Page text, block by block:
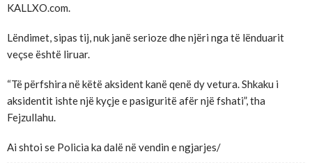
KALLXO.com.
Lëndimet, sipas tij, nuk janë serioze dhe njëri nga të lënduarit
veçse është liruar.
“Të përfshira në këtë aksident kanë qenë dy vetura. Shkaku i
aksidentit ishte një kyçje e pasiguritë afër një fshati”, tha
Fejzullahu.
Ai shtoi se Policia ka dalë në vendin e ngjarjes/